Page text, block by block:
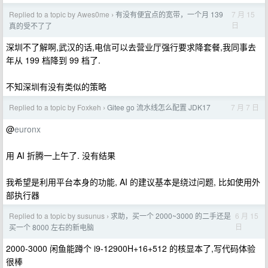
Replied to a topic by Awes0me › 有没有便宜点的宽带，一个月 139
真的受不了了
7 月 15
日
深圳不了解啊,武汉的话,电信可以去营业厅强行要求降套餐,我同事去
年从 199 档降到 99 档了.
不知深圳有没有类似的策略
Replied to a topic by Foxkeh › Gitee go 流水线怎么配置 JDK17 7 月 7 日
@euronx
用 AI 折腾一上午了. 没有结果
我希望是利用平台本身的功能, AI 的建议基本是绕过问题, 比如使用外
部执行器
Replied to a topic by susunus › 求助，买一个 2000~3000 的二手还是
买一个 8000 左右的新电脑
6 月 15
日
2000-3000 闲鱼能蹲个 i9-12900H+16+512 的核显本了,写代码体验
很棒